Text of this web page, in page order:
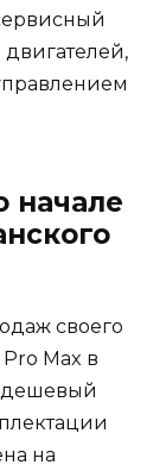
начале
своего
Max в
на